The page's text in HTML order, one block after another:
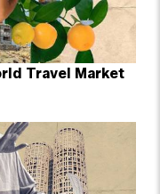
Travel Market